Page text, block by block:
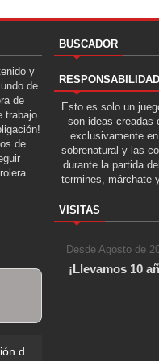
y
de
de
trabajo
de
BUSCADOR
RESPONSABILIDAD
Esto es solo un
son ideas creadas
exclusivamente
sobrenatural y las
durante la partida
termines, márchate
VISITAS
Desde Agosto de
¡Llevamos 10